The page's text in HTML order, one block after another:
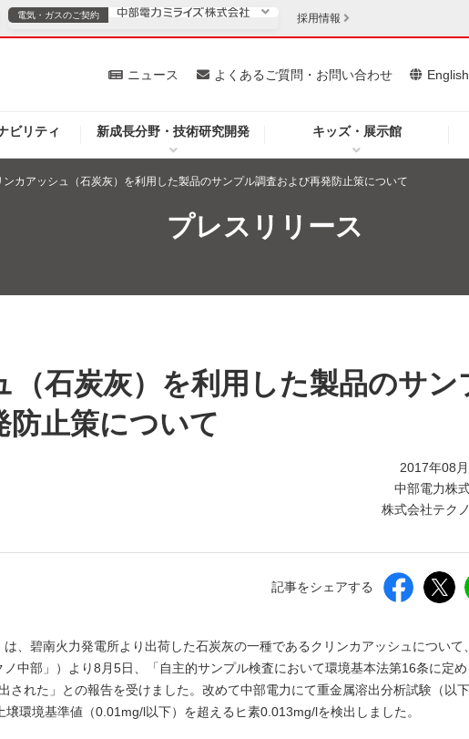
ビリティ 新成長分野・技術研究開発 キッズ・展示館
ニュース よくあるご質問・お問い合わせ English
ご案内 安定供給
企業情報
せ（新しいウィンドウを開きます）
電気・ガスのご契約
個人のお客さま 法人のお客さま
採用情報
ンカアッシュ（石炭灰）を利用した製品のサンプル調査および再発防止策について
プレスリリース
（石炭灰）を利用した製品のサン
防止策について
2017年08
中部電力株
株式会社テク
記事をシェアする
、碧南火力発電所より出荷した石炭灰の一種であるクリンカアッシュについて
中部」）より8月5日、「自主的サンプル検査において環境基本法第16条に定め
された」との報告を受けました。改めて中部電力にて重金属溶出分析試験（以
環境基準値（0.01mg/l以下）を超えるヒ素0.013mg/lを検出しました。